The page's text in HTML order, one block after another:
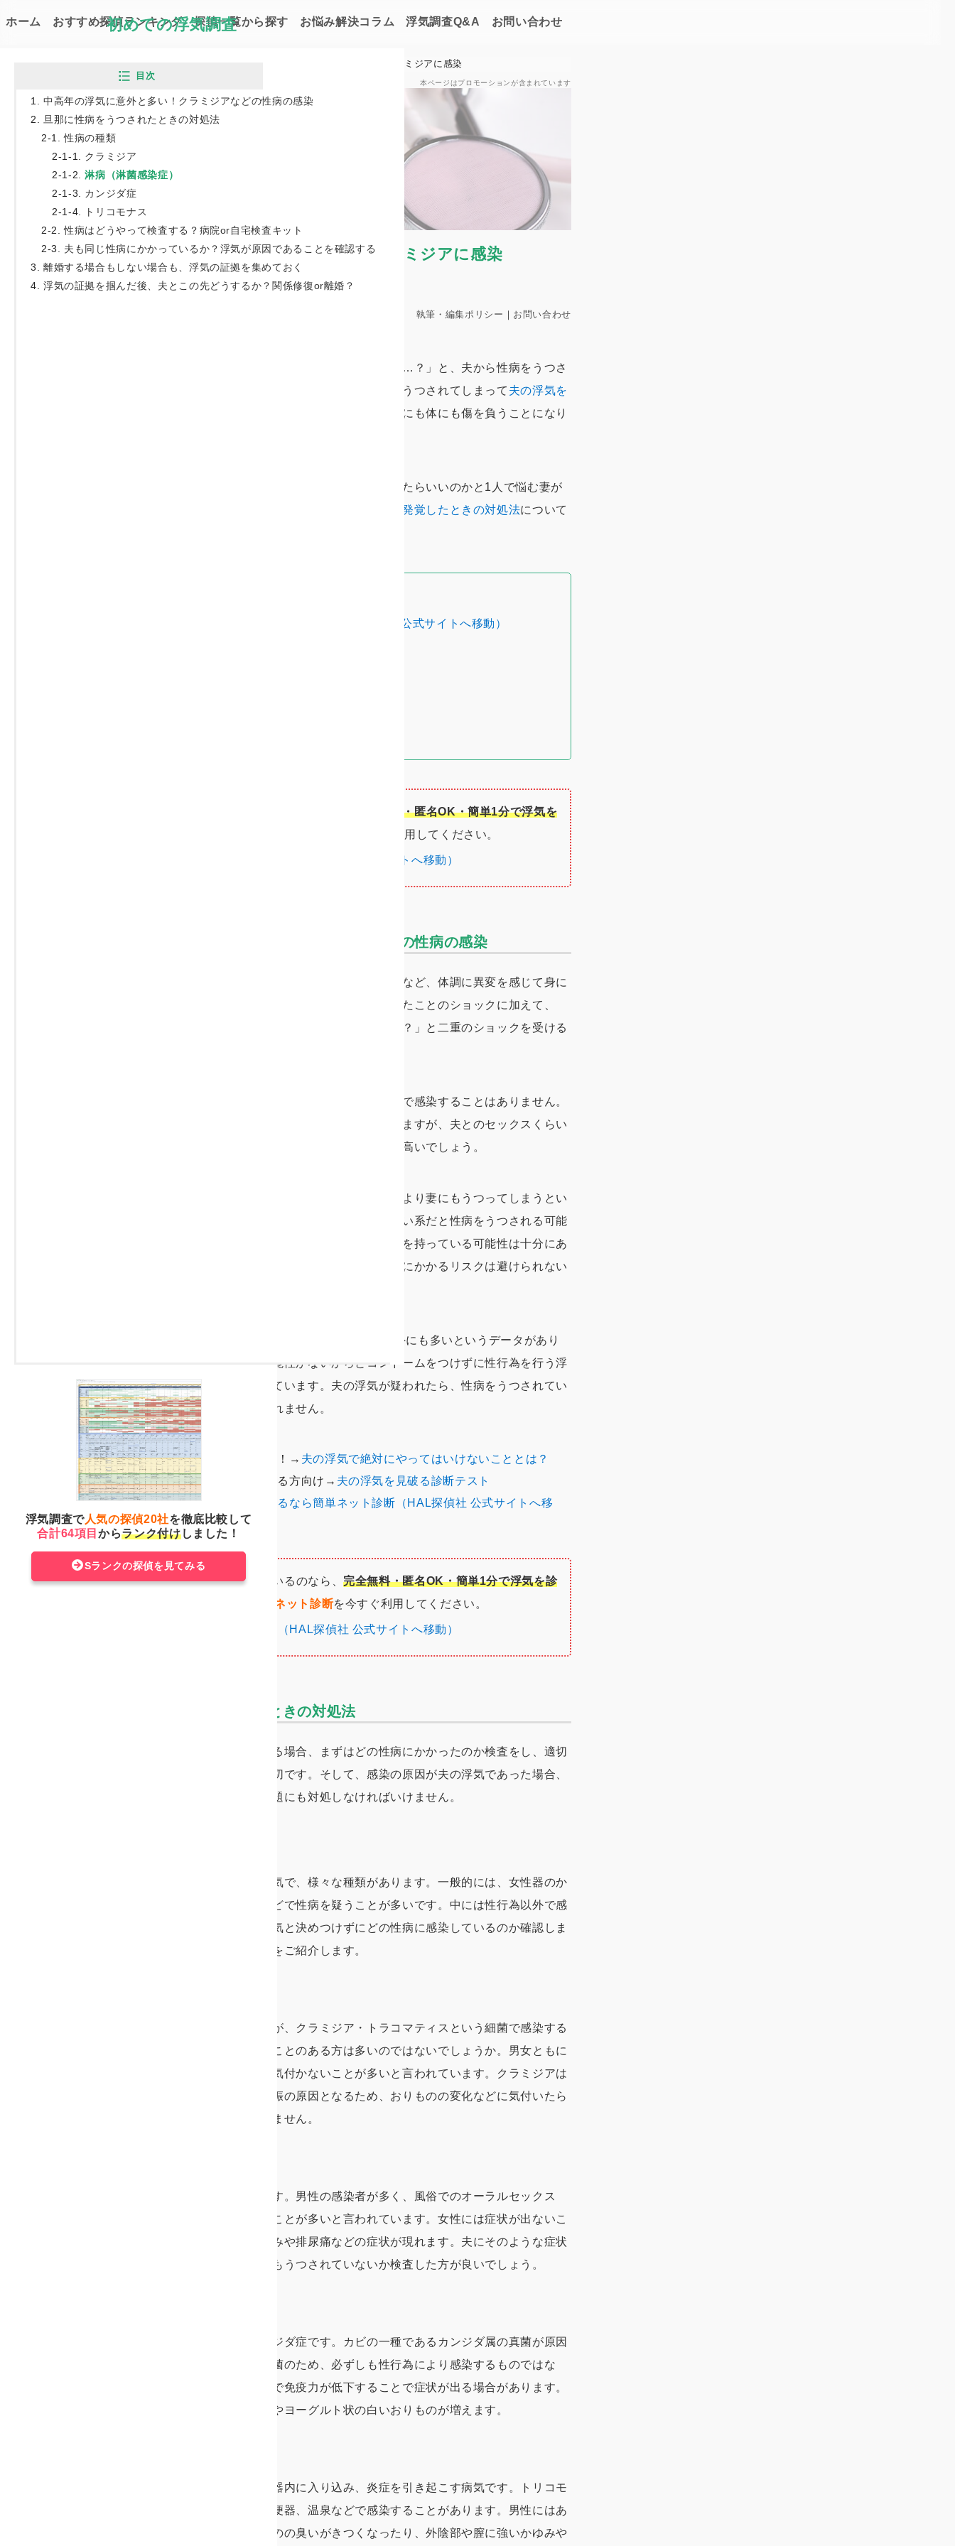
初めての浮気調査
ホーム おすすめ探偵ランキング 探偵一覧から探す お悩み解決コラム 浮気調査Q&A お問い合わせ
本ページはプロモーションが含まれています
旦那に性病うつされた！夫の浮気でクラミジアに感染
アラキ ハル｜初めての浮気調査 編集長
最終更新日：2023.06.21
執筆・編集ポリシー ｜ お問い合わせ
「旦那に性病うつされた…これって浮気してるってこと…？」と、夫から性病をうつさ
れて夫の浮気が発覚するケースが多くあります。性病をうつされてしまって 夫の浮気を
ことになるのは、堪ったもんじゃありません。心にも体にも傷を負うことになり
特に浮気や性病はデリケートな問題のため、どう対処したらいいのかと1人で悩む妻が
夫の浮気が発覚したときの対処法について
（HAL探偵社 公式サイトへ移動）
完全無料・匿名OK・簡単1分で浮気を
を今すぐ利用してください。
（HAL探偵社 公式サイトへ移動）
中高年の浮気に意外と多い！クラミジアなどの性病の感染
「最近おりものの色や臭いがおかしい」「陰部が痛い」など、体調に異変を感じて身に
覚えのないクラミジアなどの性病が発覚。性病にかかったことのショックに加えて、
「夫からうつったとしか考えられない。浮気してたの！？」と二重のショックを受ける
性病は基本的に性行為により感染するもので、日常生活で感染することはありません。
ものによってはタオルや温泉などで感染するものもありますが、夫とのセックスくらい
しか心当たりがなければ、夫からの感染である可能性が高いでしょう。
実際に、夫が浮気相手から性病をうつされ、夫婦生活により妻にもうつってしまうとい
うケースが残念ながら多く発生しています。風俗や出会い系だと性病をうつされる可能
性が高いと昔から言われていますが、一般女性でも性病を持っている可能性は十分にあ
ります。夫が自分以外の女性と肉体関係を持てば、性病にかかるリスクは避けられない
特に、40～50代の年代が上の男女に性病の感染者が意外にも多いというデータがあり
ます。これは、もう妊娠する可能性がないからとコンドームをつけずに性行為を行う浮
気カップルが多いからと言われています。夫の浮気が疑われたら、性病をうつされてい
ないか注意した方がよいかもしれません。
夫の浮気を疑っている方必見！→ 夫の浮気で絶対にやってはいけないこととは？
他にも浮気の痕跡や兆候がある方向け→ 夫の浮気を見破る診断テスト
性病から夫の浮気を疑っているなら簡単ネット診断（HAL探偵社 公式サイトへ移
動）
あなたがもし、浮気を疑っているのなら、完全無料・匿名OK・簡単1分で浮気を診
HAL探偵社の簡単なネット診断を今すぐ利用してください。
（HAL探偵社 公式サイトへ移動）
旦那に性病をうつされたときの対処法
夫に性病をうつされた疑いがある場合、まずはどの性病にかかったのか検査をし、適切
な治療を早急に受けることが大切です。そして、感染の原因が夫の浮気であった場合、
性病の治療だけでなく、浮気問題にも対処しなければいけません。
性病は性行為により感染する病気で、様々な種類があります。一般的には、女性器のか
ゆみ・痛みやおりものの変化などで性病を疑うことが多いです。中には性行為以外で感
染するものもあるので、夫の浮気と決めつけずにどの性病に感染しているのか確認しま
しょう。ここでは代表的なものをご紹介します。
日本で最も感染者数の多い性病が、クラミジア・トラコマティスという細菌で感染する
クラミジアです。名前を聞いたことのある方は多いのではないでしょうか。男女ともに
感染しても自覚症状が少なく、気付かないことが多いと言われています。クラミジアは
放っておくと不妊症や子宮外妊娠の原因となるため、おりものの変化などに気付いたら
感染を疑った方が良いかもしれません。
淋菌に感染して発症する病気です。男性の感染者が多く、風俗でのオーラルセックス
（フェラチオ）により感染することが多いと言われています。女性には症状が出ないこ
とが多く、男性は尿道からのうみや排尿痛などの症状が現れます。夫にそのような症状
が出たら、淋病を疑い自分自身もうつされていないか検査した方が良いでしょう。
他の性病と少し異なるのがカンジダ症です。カビの一種であるカンジダ属の真菌が原因
で、これはもともと体内にある菌のため、必ずしも性行為により感染するものではな
く、疲労やストレス、風邪などで免疫力が低下することで症状が出る場合があります。
症状としては、外陰部のかゆみやヨーグルト状の白いおりものが増えます。
腟トリコモナスという原虫が性器内に入り込み、炎症を引き起こす病気です。トリコモ
ナスも性行為以外に、タオルや便器、温泉などで感染することがあります。男性にはあ
まり症状がなく、女性はおりものの臭いがきつくなったり、外陰部や膣に強いかゆみや
旦那に性病うつされた！夫の浮気でクラミジアに感染
目次
中高年の浮気に意外と多い！クラミジアなどの性病の感染
旦那に性病をうつされたときの対処法
性病の種類
クラミジア
淋病（淋菌感染症）
カンジダ症
トリコモナス
性病はどうやって検査する？病院or自宅検査キット
夫も同じ性病にかかっているか？浮気が原因であることを確認する
離婚する場合もしない場合も、浮気の証拠を集めておく
浮気の証拠を掴んだ後、夫とこの先どうするか？関係修復or離婚？
浮気調査で人気の探偵20社を徹底比較して
合計64項目からランク付けしました！
Sランクの探偵を見てみる